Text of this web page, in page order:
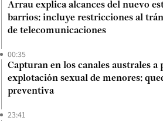
Arrau explica alcances del nuevo
barrios: incluye restricciones al
de telecomunicaciones
00:35
Capturan en los canales australes
explotación sexual de menores:
preventiva
23:41